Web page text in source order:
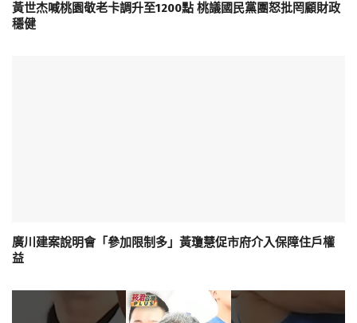
黃世杰喊桃園敬老卡調升至1200點 桃議國民黨團怒批罔顧財政
穩健
廣川建案說明會「參加限制多」黃瓊慧促市府介入保障住戶權
益